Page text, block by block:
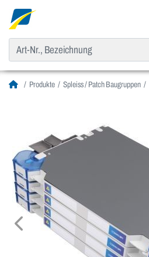
Produkte Spleiss / Patch Baugruppen